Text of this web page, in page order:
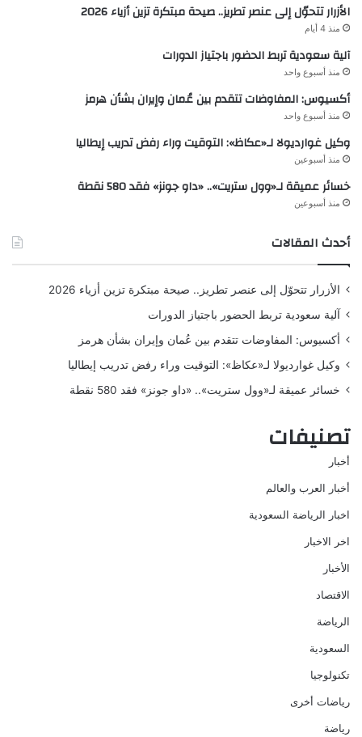
الأزرار تتحوّل إلى عنصر تطريز.. صيحة مبتكرة تزين أزياء 2026
منذ 4 أيام
آلية سعودية تربط الحضور باجتياز الدورات
منذ أسبوع واحد
أكسيوس: المفاوضات تتقدم بين عُمان وإيران بشأن هرمز
منذ أسبوع واحد
وكيل غوارديولا لـ«عكاظ»: التوقيت وراء رفض تدريب إيطاليا
منذ أسبوعين
خسائر عميقة لـ«وول ستريت».. «داو جونز» فقد 580 نقطة
منذ أسبوعين
أحدث المقالات
الأزرار تتحوّل إلى عنصر تطريز.. صيحة مبتكرة تزين أزياء 2026
آلية سعودية تربط الحضور باجتياز الدورات
أكسيوس: المفاوضات تتقدم بين عُمان وإيران بشأن هرمز
وكيل غوارديولا لـ«عكاظ»: التوقيت وراء رفض تدريب إيطاليا
خسائر عميقة لـ«وول ستريت».. «داو جونز» فقد 580 نقطة
تصنيفات
أخبار
أخبار العرب والعالم
اخبار الرياضة السعودية
اخر الاخبار
الأخبار
الاقتصاد
الرياضة
السعودية
تكنولوجيا
رياضات أخرى
رياضة